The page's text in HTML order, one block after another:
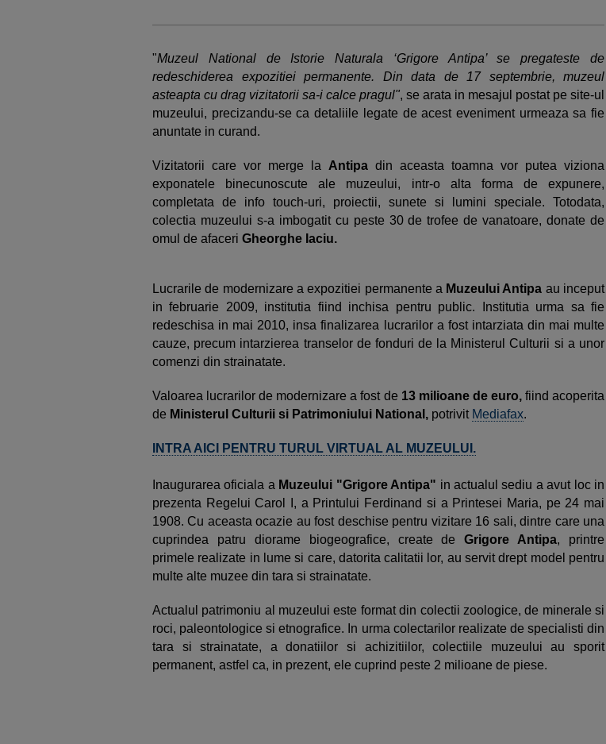
"Muzeul National de Istorie Naturala ‘Grigore Antipa’ se pregateste de
redeschiderea expozitiei permanente. Din data de 17 septembrie, muzeul
asteapta cu drag vizitatorii sa-i calce pragul", se arata in mesajul postat pe site-ul
muzeului, precizandu-se ca detaliile legate de acest eveniment urmeaza sa fie
anuntate in curand.
Vizitatorii care vor merge la Antipa din aceasta toamna vor putea viziona
exponatele binecunoscute ale muzeului, intr-o alta forma de expunere,
completata de info touch-uri, proiectii, sunete si lumini speciale. Totodata,
colectia muzeului s-a imbogatit cu peste 30 de trofee de vanatoare, donate de
omul de afaceri Gheorghe Iaciu.
Lucrarile de modernizare a expozitiei permanente a Muzeului Antipa au inceput
in februarie 2009, institutia fiind inchisa pentru public. Institutia urma sa fie
redeschisa in mai 2010, insa finalizarea lucrarilor a fost intarziata din mai multe
cauze, precum intarzierea transelor de fonduri de la Ministerul Culturii si a unor
comenzi din strainatate.
Valoarea lucrarilor de modernizare a fost de 13 milioane de euro,fiind acoperita
de Ministerul Culturii si Patrimoniului National, potrivit Mediafax.
INTRA AICI PENTRU TURUL VIRTUAL AL MUZEULUI.
Inaugurarea oficiala a Muzeului "Grigore Antipa" in actualul sediu a avut loc in
prezenta Regelui Carol I, a Printului Ferdinand si a Printesei Maria, pe 24 mai
1908. Cu aceasta ocazie au fost deschise pentru vizitare 16 sali, dintre care una
cuprindea patru diorame biogeografice, create deGrigore Antipa, printre
primele realizate in lume si care, datorita calitatii lor, au servit drept model pentru
multe alte muzee din tara si strainatate.
Actualul patrimoniu al muzeului este format din colectii zoologice, de minerale si
roci, paleontologice si etnografice. In urma colectarilor realizate de specialisti din
tara si strainatate, a donatiilor si achizitiilor, colectiile muzeului au sporit
permanent, astfel ca, in prezent, ele cuprind peste 2 milioane de piese.